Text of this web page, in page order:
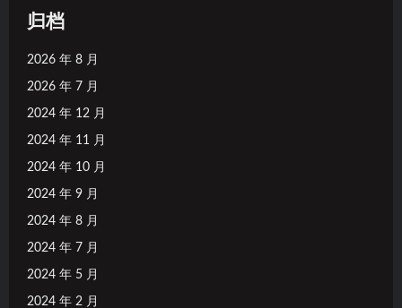
归档
2026 年 8 月
2026 年 7 月
2024 年 12 月
2024 年 11 月
2024 年 10 月
2024 年 9 月
2024 年 8 月
2024 年 7 月
2024 年 5 月
2024 年 2 月